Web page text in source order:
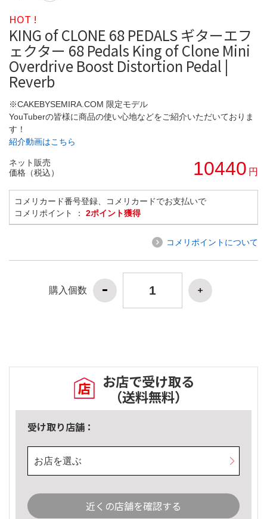
HOT !
KING of CLONE 68 PEDALS ギターエフ
ェクター 68 Pedals King of Clone Mini
Overdrive Boost Distortion Pedal |
Reverb
※CAKEBYSEMIRA.COM 限定モデル
YouTuberの皆様に商品の使い心地などをご紹介いただいておりま
す！
紹介動画はこちら
ネット販売
価格（税込）
10440 円
コメリカード番号登録、コメリカードでお支払いで
コメリポイント ： 2ポイント獲得
コメリポイントについて
購入個数
お店で受け取る
（送料無料）
受け取り店舗：
お店を選ぶ
近くの店舗を確認する